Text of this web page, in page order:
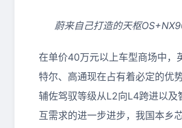
蔚来自己打造的天枢
在单价40万元以上车型商场中，
特尔、高通现在占有着必定的优
辅佐驾驭等级从L2向L4跨进以及
互需求的进一步进步，我国本乡